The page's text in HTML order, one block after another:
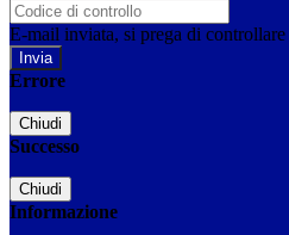
E-mail inviata, si prega di
Errore
Chiudi
Successo
Chiudi
Informazione